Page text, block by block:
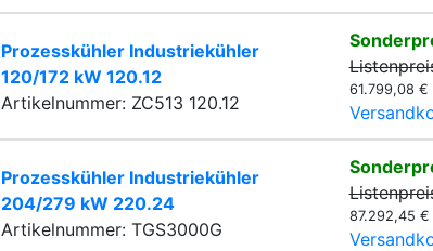
Prozesskühler Industriekühler
120/172 kW 120.12
Artikelnummer: ZC513 120.12
61.799,08 €
Prozesskühler Industriekühler
204/279 kW 220.24
Artikelnummer: TGS3000G
87.292,45 €